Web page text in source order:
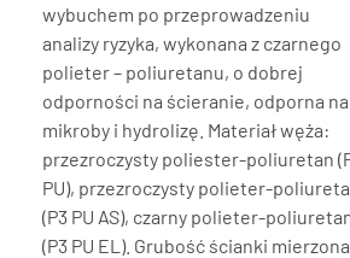
wybuchem po przeprowadzeniu
analizy ryzyka, wykonana z czarnego
polieter – poliuretanu, o dobrej
odporności na ścieranie, odporna na
mikroby i hydrolizę. Materiał węża:
przezroczysty poliester-poliuretan
PU), przezroczysty polieter-
(P3 PU AS), czarny polieter-
(P3 PU EL). Grubość ścianki mierzona